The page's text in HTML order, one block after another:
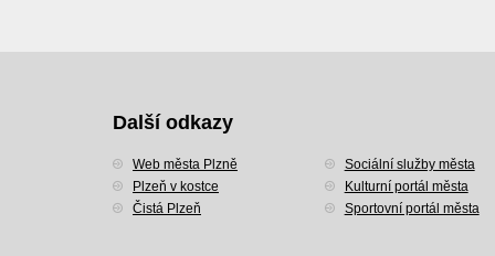
Další odkazy
Web města Plzně
Plzeň v kostce
Čistá Plzeň
Sociální služby města
Kulturní portál města
Sportovní portál města